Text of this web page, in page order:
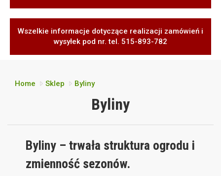
Wszelkie informacje dotyczące realizacji zamówień i
wysyłek pod nr. tel. 515-893-782
Home Sklep Byliny
Byliny
Byliny – trwała struktura ogrodu i
zmienność sezonów.